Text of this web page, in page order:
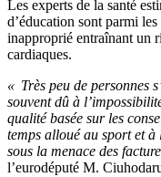
Les experts de la santé
d’éducation sont parmi
inapproprié entraînant un
cardiaques.
« Très peu de personnes
souvent dû à
qualité basée sur les
temps alloué au sport et à
sous la menace des
l’eurodéputé M.